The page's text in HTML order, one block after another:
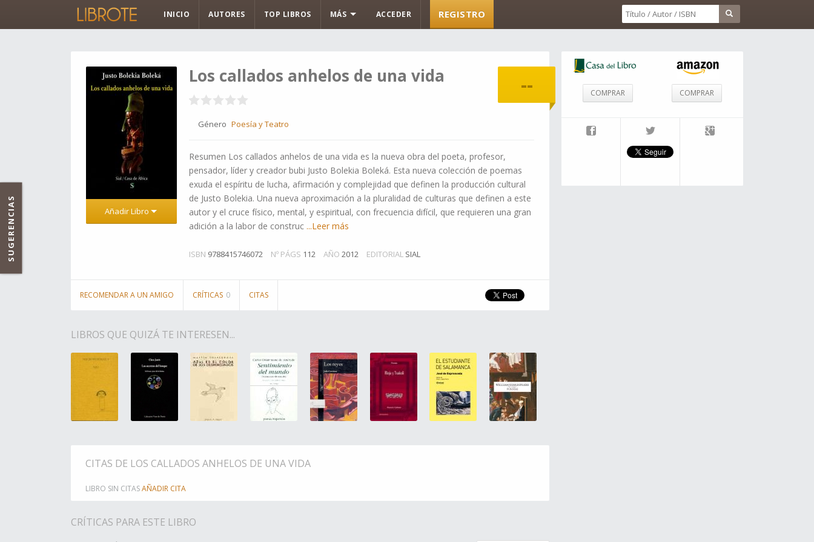
INICIO AUTORES TOP LIBROS MÁS ACCEDER REGISTRO
--
Añadir Libro
Los callados anhelos de una vida
Género Poesía y Teatro
Resumen Los callados anhelos de una vida es la nueva obra del poeta, profesor,
pensador, líder y creador bubi Justo Bolekia Boleká. Esta nueva colección de poemas
exuda el espíritu de lucha, afirmación y complejidad que definen la producción cultural
de Justo Bolekia. Una nueva aproximación a la pluralidad de culturas que definen a este
autor y el cruce físico, mental, y espiritual, con frecuencia difícil, que requieren una gran
adición a la labor de construc ...Leer más
ISBN 9788415746072 Nº PÁGS 112 AÑO 2012 EDITORIAL SIAL
RECOMENDAR A UN AMIGO CRÍTICAS 0 CITAS
LIBROS QUE QUIZÁ TE INTERESEN...
CITAS DE LOS CALLADOS ANHELOS DE UNA VIDA
LIBRO SIN CITASAÑADIR CITA
CRÍTICAS PARA ESTE LIBRO
COMPRAR COMPRAR
SUGERENCIAS